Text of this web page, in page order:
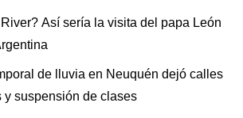
Así sería la visita del papa León
de lluvia en Neuquén dejó calles
y suspensión de clases